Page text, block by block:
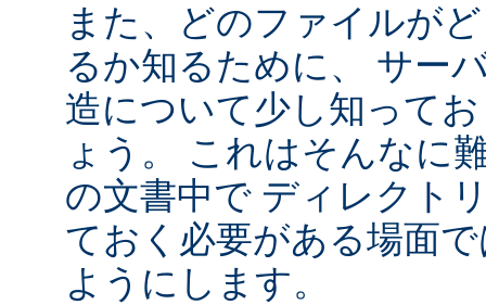
また、どのファイルが
るか知るために、 サー
造について少し知って
ょう。 これはそんなに
の文書中で ディレクト
ておく必要がある場面
ようにします。